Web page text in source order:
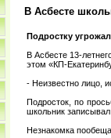
В Асбесте
Подростку
В Асбесте 13-
этом «КП-
- Неизвестно лицо,
Подросток, по
школьник записывал
Незнакомка